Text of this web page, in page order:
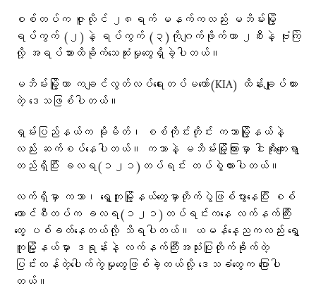
စစ်တပ်က ဇူလိုင် ၂၈ရက် မနက်ကလည်း မဘိမ်းမြို့
ရပ်ကွက် (၂)နဲ့ ရပ်ကွက် (၃)ကိုဂျက်ဖိုက်တာ ၂စီးနဲ့ ဗုံးကြဲ
လို့ အရပ်သားထိခိုက်သေဆုံးမှုတွေရှိခဲ့ပါတယ်။
မဘိမ်းမြို့ဟာ ကချင်လွတ်လပ်ရေးတပ်မတော်(KIA) ထိန်းချုပ်ထား
တဲ့ ဒေသဖြစ်ပါတယ်။
ရှမ်းပြည်နယ်က မိုးမိတ်၊ စစ်ကိုင်းတိုင်း ကသာမြို့နယ်နဲ့
လည်း ဆက်စပ်နေပါတယ်။ ကသာနဲ့ မဘိမ်းမြို့ကြားမှာ ငါးအိုးကျေးရွာ
တည်ရှိပြီး ခလရ(၁၂၁)တပ်ရင်း တပ်စွဲထားပါတယ်။
လက်ရှိမှာ ကသာ၊ ရွှေကူမြို့နယ်တွေမှာတိုက်ပွဲဖြစ်ပွားနေပြီး စစ်
ကောင်စီတပ်က ခလရ(‌၁၂၁)တပ်ရင်းကနေ လက်နက်ကြီး
တွေ ပစ်ခတ်နေတယ်လို့ သိရပါတယ်။ ယမန်နေ့ညကလည်း ရွှေ
ကူမြို့နယ်မှာ ဒရုန်းနဲ့ လက်နက်ကြီးအသုံးပြုတိုက်ခိုက်တဲ့
ပြင်းထန်တဲ့ပေါက်ကွဲမှုတွေဖြစ်ခဲ့တယ်လို့ ဒေသခံတွေက ပြောပါ
တယ်။